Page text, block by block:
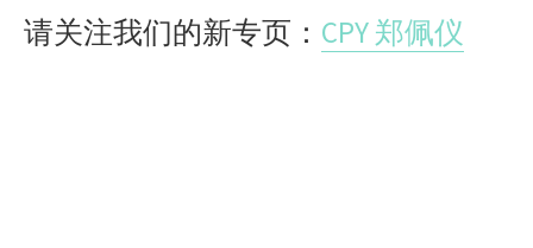
请关注我们的新专页： CPY 郑佩仪